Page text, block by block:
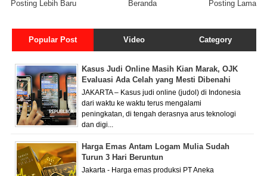
Posting Lebih Baru Posting Lama
Beranda
Popular Post Video Category
Kasus Judi Online Masih Kian Marak, OJK
Evaluasi Ada Celah yang Mesti Dibenahi
JAKARTA – Kasus judi online (judol) di Indonesia
dari waktu ke waktu terus mengalami
peningkatan, di tengah derasnya arus teknologi
dan digi...
Harga Emas Antam Logam Mulia Sudah
Turun 3 Hari Beruntun
Jakarta - Harga emas produksi PT Aneka